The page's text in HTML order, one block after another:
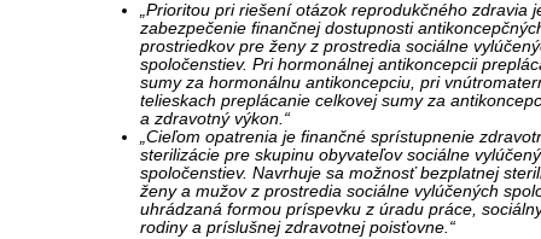
„Prioritou pri riešení otázok reprodukčného zdravia
zabezpečenie finančnej dostupnosti
prostriedkov pre ženy z prostredia sociálne
spoločenstiev. Pri hormonálnej antikoncepcii
sumy za hormonálnu antikoncepciu, pri
telieskach preplácanie celkovej sumy za
a zdravotný výkon.“
„Cieľom opatrenia je finančné sprístupnenie
sterilizácie pre skupinu obyvateľov sociálne
spoločenstiev. Navrhuje sa možnosť bezplatnej
ženy a mužov z prostredia sociálne vylúčených
uhrádzaná formou príspevku z úradu práce,
rodiny a príslušnej zdravotnej poisťovne.“